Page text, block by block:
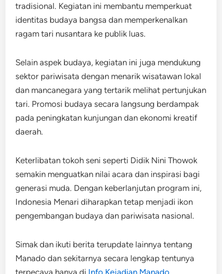
tradisional. Kegiatan ini membantu memperkuat
identitas budaya bangsa dan memperkenalkan
ragam tari nusantara ke publik luas.
Selain aspek budaya, kegiatan ini juga mendukung
sektor pariwisata dengan menarik wisatawan lokal
dan mancanegara yang tertarik melihat pertunjukan
tari. Promosi budaya secara langsung berdampak
pada peningkatan kunjungan dan ekonomi kreatif
daerah.
Keterlibatan tokoh seni seperti Didik Nini Thowok
semakin menguatkan nilai acara dan inspirasi bagi
generasi muda. Dengan keberlanjutan program ini,
Indonesia Menari diharapkan tetap menjadi ikon
pengembangan budaya dan pariwisata nasional.
Simak dan ikuti berita terupdate lainnya tentang
Manado dan sekitarnya secara lengkap tentunya
terpecaya hanya di Info Kejadian Manado.